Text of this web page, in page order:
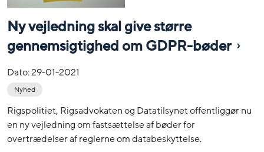
Ny vejledning skal give større
gennemsigtighed om GDPR-bøder
Dato:29-01-2021
Nyhed
Rigspolitiet, Rigsadvokaten og Datatilsynet offentliggør nu
en ny vejledning om fastsættelse af bøder for
overtrædelser af reglerne om databeskyttelse.